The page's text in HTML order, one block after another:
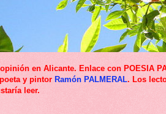
en Alicante. Enlace con POESIA
y pintor Ramón PALMERAL. Los
leer.